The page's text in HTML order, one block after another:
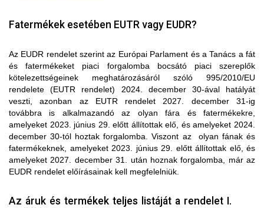
Fatermékek esetében EUTR vagy EUDR?
Az EUDR rendelet szerint az Európai Parlament és a Tanács a fát
és fatermékeket piaci forgalomba bocsátó piaci szereplők
kötelezettségeinek meghatározásáról szóló 995/2010/EU
rendelete (EUTR rendelet) 2024. december 30-ával hatályát
veszti, azonban az EUTR rendelet 2027. december 31-ig
továbbra is alkalmazandó az olyan fára és fatermékekre,
amelyeket 2023. június 29. előtt állítottak elő, és amelyeket 2024.
december 30-tól hoztak forgalomba. Viszont az olyan fának és
fatermékeknek, amelyeket 2023. június 29. előtt állítottak elő, és
amelyeket 2027. december 31. után hoznak forgalomba, már az
EUDR rendelet előírásainak kell megfelelniük.
Az áruk és termékek teljes listáját a rendelet I.
Ha a rendelet I. mellékletben szereplő termékek KN-kódja előtt
„ex” szerepel, akkor a mellékletben leírt termék a KN-kód alá
sorolható összes termék csak egy részére vonatkozik, vagyis
az annak csak egy szűkítése.
nyersanyagokból készült ülések, de a rendelet követelményei
kivitelre szánt releváns termékekre vonatkozó kockázati szintre
Az „erdőirtásmentes” meghatározás erdőpusztulással
kapcsolatos elemének való megfelelés érdekében a piaci
szereplőknek meg kell állapítaniuk, hogy az erdőtípus 2020.
december 31-én vagy azt megelőzően természetes erdő vagy
természetes úton regenerálódó erdő volt-e (ez az a két
erdőtípus, amelyre az „erdőpusztulás” meghatározás
kapcsolatos erdészeti tevékenységek, valamint a kitermelés